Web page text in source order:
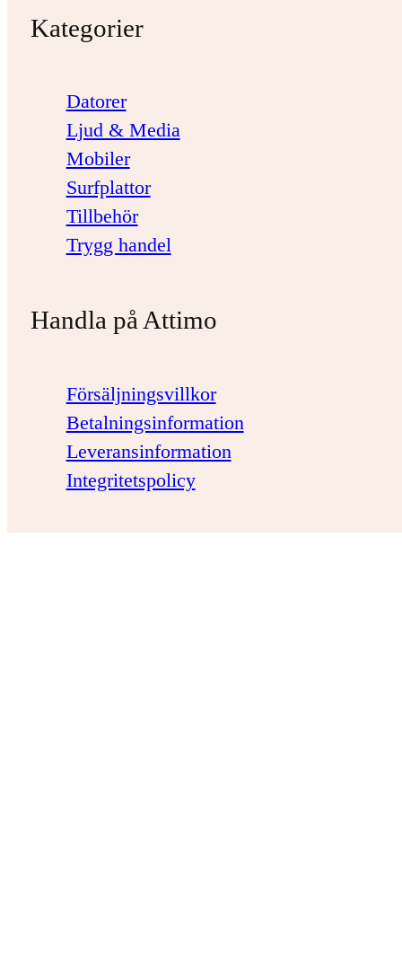
Kategorier
Datorer
Ljud & Media
Mobiler
Surfplattor
Tillbehör
Trygg handel
Handla på Attimo
Försäljningsvillkor
Betalningsinformation
Leveransinformation
Integritetspolicy